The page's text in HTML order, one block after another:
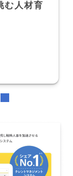
む人材育